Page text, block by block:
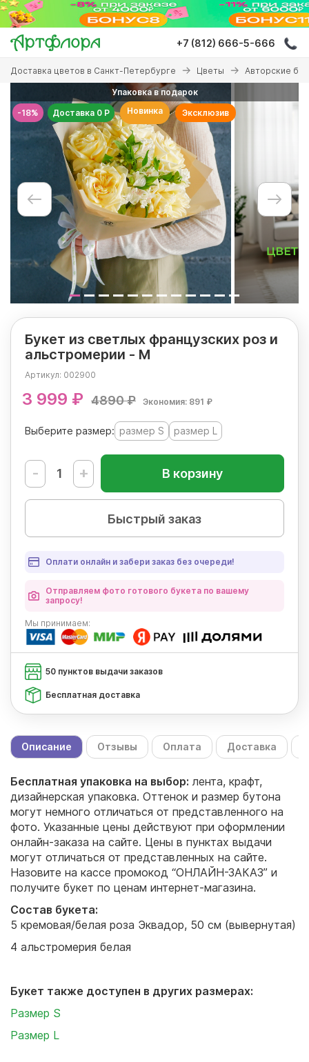
Перейти
основному
содержанию
+7 (812) 666-5-666
Вы
здесь
Доставка цветов в Санкт-Петербурге Цветы Авторские
-18%
Упаковка в подарок
Доставка 0 Р
Новинка Эксклюзив
Букет из светлых французских роз и
альстромерии - М
Артикул: 002900
3 999 ₽ 4890 ₽ Экономия: 891 ₽
Выберите размер: размер S размер L
- + В корзину
Быстрый заказ
Оплати онлайн и забери заказ без очереди!
Отправляем фото готового букета по вашему
запросу!
Мы принимаем:
50 пунктов выдачи заказов
Бесплатная доставка
Описание Отзывы Оплата Доставка
Бесплатная упаковка на выбор: лента, крафт,
дизайнерская упаковка. Оттенок и размер бутона
могут немного отличаться от представленного на
фото. Указанные цены действуют при оформлении
онлайн-заказа на сайте. Цены в пунктах выдачи
могут отличаться от представленных на сайте.
Назовите на кассе промокод “ОНЛАЙН-ЗАКАЗ” и
получите букет по ценам интернет-магазина.
Состав букета:
5 кремовая/белая роза Эквадор, 50 см (вывернутая)
4 альстромерия белая
Букет также доступен в других размерах:
Размер S
Размер L